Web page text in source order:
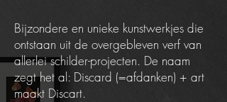
Bijzondere en unieke kunstwerkjes die
ontstaan uit de overgebleven verf van
allerlei schilder-projecten. De naam
zegt het al: Discard (=afdanken) + art
maakt Discart.